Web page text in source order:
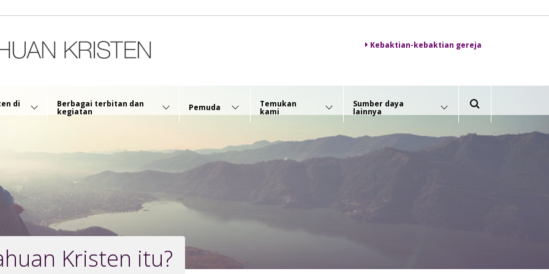
Kebaktian-kebaktian gereja
di Berbagai terbitan dan
kegiatan Pemuda Temukan
kami
Sumber daya
lainnya
Kristen itu?